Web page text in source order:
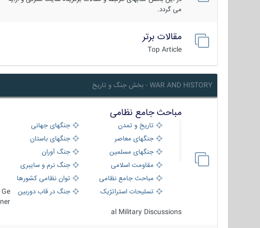
می گردد.
مقالات برتر
Top Article
WAR AND HISTORY - بخش جنگ و تاریخ
مباحث جامع نظامی
تاریخ و تمدن
جنگهای جهانی
جنگهای معاصر
جنگهای باستان
جنگهای مسلمین
جنگ آوران
مقاومت اسلامی
جنگ نرم و سایبری
مباحث جامع نظامی
توان نظامی کشورها
تسلیحات استراتژیک
جنگ در قاب دوربین
Ge
ner
al Military Discussions